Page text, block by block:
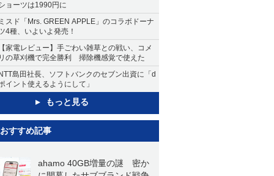
ョーツは1990円に
スド「Mrs. GREEN APPLE」のコラボドーナ
4種、いよいよ発売！
家電レビュー】手ごわい雑草との戦い、コメ
の草刈機で完全勝利 掃除機感覚で使えた
島田社長、ソフトバンクのセブン出資に「d
イント使えるようにして」
もっと見る
おすすめ記事
ahamo 40GB増量の謎 密か